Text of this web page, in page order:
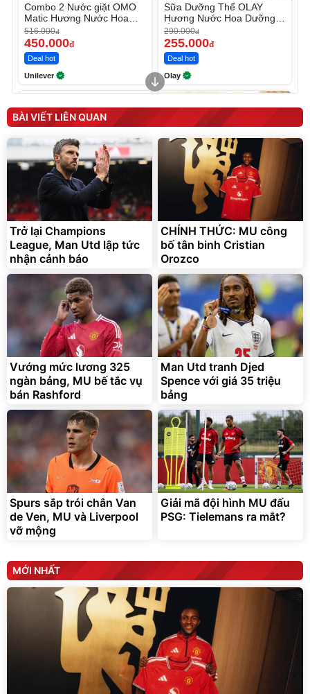
Combo 2 Nước giặt OMO
Matic Hương Nước Hoa
Comfort 4.1KG
516.000đ
450.000đ
Deal hot
Unilever
Sữa Dưỡng Thể OLAY
Hương Nước Hoa Dưỡng
Ẩm Chuyên Sâu
290.000đ
255.000đ
Deal hot
Olay
Chống Mỏi Lưng
188.000đ
117.600 đ
Giá ưu đãi
JYooHome
Sữa nước Ensure Abbott,
thùng 24 chai
1.250.000
Hàng chính hãng
Ensure
Bạt Trùm Xe Ô TÔ 4 Chỗ 5
Chỗ 7 Chỗ, Bán Tải
399.000
319.000đ
Đang xem nhiều
Serum Vaseline Gluta-Hya
Dưỡng Da Sáng Mịn Sau 7
Ngày
150.000đ
141.000đ
Deal hot
BÀI VIẾT LIÊN QUAN
Trở lại Champions
League, Man Utd lập tức
nhận cảnh báo
CHÍNH THỨC: MU công
bố tân binh Cristian
Orozco
Vướng mức lương 325
ngàn bảng, MU bế tắc vụ
bán Rashford
Man Utd tranh Djed
Spence với giá 35 triệu
bảng
Spurs sắp trói chân Van
de Ven, MU và Liverpool
vỡ mộng
Giải mã đội hình MU đấu
PSG: Tielemans ra mắt?
MỚI NHẤT